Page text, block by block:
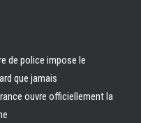
de police impose le
que jamais
ouvre officiellement la